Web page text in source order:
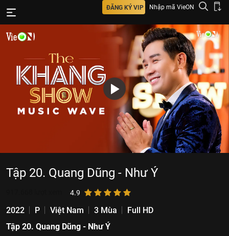
ĐĂNG KÝ VIP Nhập mã VieON
Tập 20. Quang Dũng - Như Ý
4.9
2022 P Việt Nam 3 Mùa
Full HD
Tập 20. Quang Dũng - Như Ý